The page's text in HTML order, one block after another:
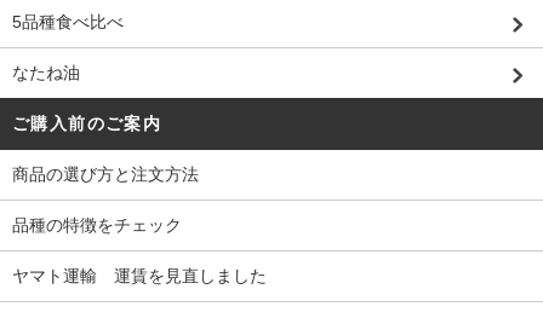
5品種食べ比べ
なたね油
ご購入前のご案内
商品の選び方と注文方法
品種の特徴をチェック
ヤマト運輸 運賃を見直しました